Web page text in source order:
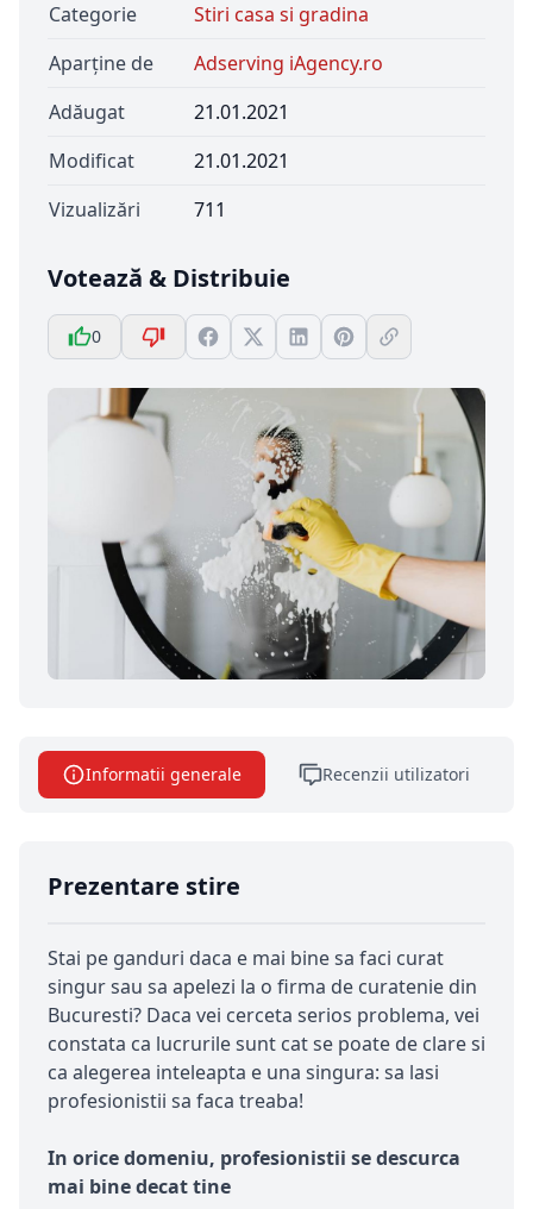
Categorie
Stiri casa si gradina
Aparține de
Adserving iAgency.ro
Adăugat
21.01.2021
Modificat
21.01.2021
Vizualizări
711
Votează & Distribuie
0
Informatii generale Recenzii utilizatori
Prezentare stire
Stai pe ganduri daca e mai bine sa faci curat
singur sau sa apelezi la o firma de curatenie din
Bucuresti? Daca vei cerceta serios problema, vei
constata ca lucrurile sunt cat se poate de clare si
ca alegerea inteleapta e una singura: sa lasi
profesionistii sa faca treaba!
In orice domeniu, profesionistii se descurca
mai bine decat tine